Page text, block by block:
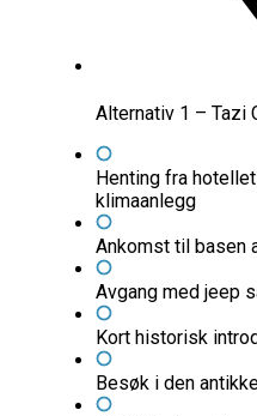
Alternativ 1 – Tazi
Henting fra
klimaanlegg
Ankomst til basen
Avgang med jeep
Kort historisk
Besøk i den